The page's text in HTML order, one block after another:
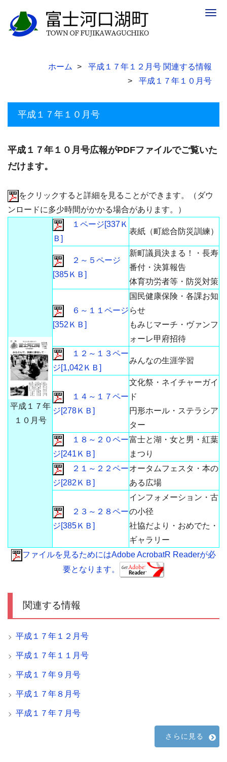
ホーム
平成１７年１２月号 関連する情報
平成１７年１０月号
平成１７年１０月号
平成１７年１０月号広報がPDFファイルでご覧いた
だけます。
をクリックすると詳細を見ることができます。（ダウ
ンロードに多少時間がかかる場合があります。）
平成１７年
１０月号
１ページ[337Ｋ
Ｂ]
表紙（町総合防災訓練）
２～５ページ
[385ＫＢ]
新町議員決まる！・長寿
番付・決算報告
体育功労者等・防災対策
６～１１ページ
[352ＫＢ]
国民健康保険・各課お知
らせ
もみじマーチ・ヴァンフ
ォーレ甲府招待
１２～１３ペー
ジ[1,042ＫＢ]
みんなの生涯学習
１４～１７ペー
ジ[278ＫＢ]
文化祭・ネイチャーガイ
ド
円形ホール・ステラシア
ター
１８～２０ペー
ジ[241ＫＢ]
富士と湖・女と男・紅葉
まつり
２１～２２ペー
ジ[282ＫＢ]
オータムフェスタ・本の
ある広場
２３～２８ペー
ジ[385ＫＢ]
インフォメーション・古
の小径
社協だより・おめでた・
ギャラリー
ファイルを見るためにはAdobe AcrobatR Readerが必
要となります。
関連する情報
平成１７年１２月号
平成１７年１１月号
平成１７年９月号
平成１７年８月号
平成１７年７月号
さらに見る